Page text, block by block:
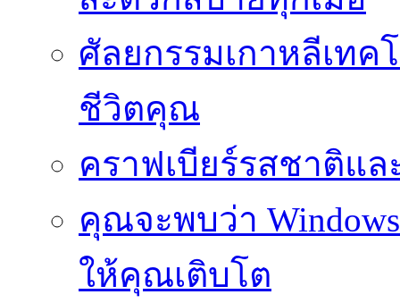
ศัลยกรรมเกาหลีเท
ชีวิตคุณ
คราฟเบียร์รสชาติแ
คุณจะพบว่า
ให้คุณเติบโต